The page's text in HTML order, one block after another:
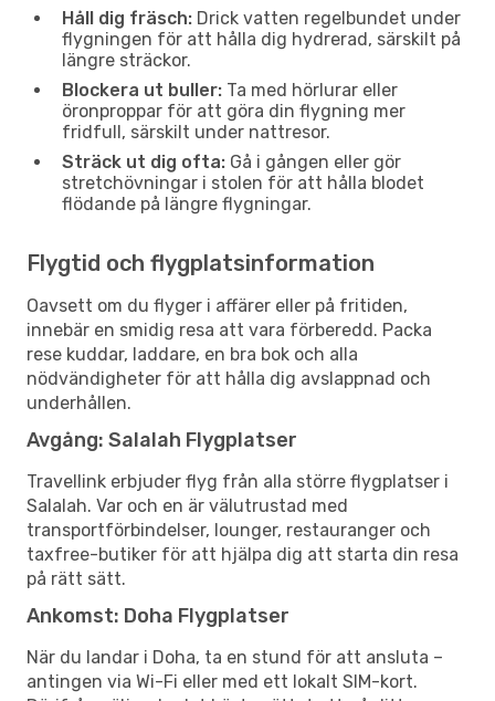
Håll dig fräsch: Drick vatten regelbundet under
flygningen för att hålla dig hydrerad, särskilt på
längre sträckor.
Blockera ut buller: Ta med hörlurar eller
öronproppar för att göra din flygning mer
fridfull, särskilt under nattresor.
Sträck ut dig ofta: Gå i gången eller gör
stretchövningar i stolen för att hålla blodet
flödande på längre flygningar.
Flygtid och flygplatsinformation
Oavsett om du flyger i affärer eller på fritiden,
innebär en smidig resa att vara förberedd. Packa
rese kuddar, laddare, en bra bok och alla
nödvändigheter för att hålla dig avslappnad och
underhållen.
Avgång: Salalah Flygplatser
Travellink erbjuder flyg från alla större flygplatser i
Salalah. Var och en är välutrustad med
transportförbindelser, lounger, restauranger och
taxfree-butiker för att hjälpa dig att starta din resa
på rätt sätt.
Ankomst: Doha Flygplatser
När du landar i Doha, ta en stund för att ansluta –
antingen via Wi-Fi eller med ett lokalt SIM-kort.